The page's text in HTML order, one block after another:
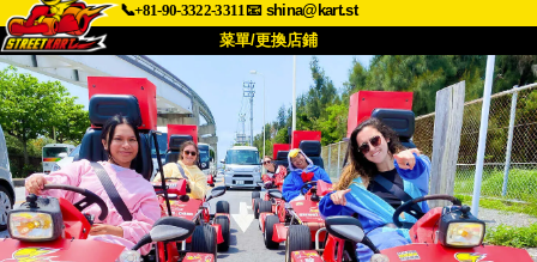
📞+81-90-3322-3311📧 shina@kart.st
菜單/更換店鋪
首頁
關於我們 規格 價格
交通資訊 顧客評價 常見問題
公司 預訂
更換店鋪